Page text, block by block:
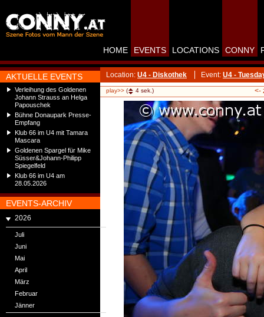
AKTUELLE EVENTS
Verleihung des Goldenen
Johann Strauss an Helga
Papouschek
Bühne Donaupark Presse-
Empfang
Klub 66 im U4 mit Tamara
Mascara
Goldenen Spargel für Mike
Süsser&Johann-Philipp
Spiegelfeld
Klub 66 im U4 am
28.05.2026
EVENTS-ARCHIV
2026
Juli
Juni
Mai
April
März
Februar
Jänner
HOME EVENTS LOCATIONS CONNY
Location: U4 - Diskothek Event: U4 -
play>> ( 4 sek.) <-